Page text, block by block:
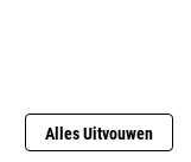
Alles Uitvouwen